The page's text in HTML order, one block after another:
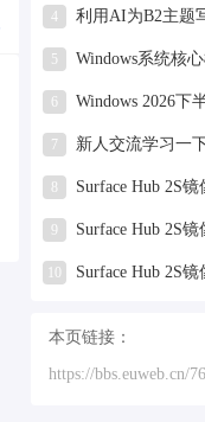
工作也
4 利用AI为B2主题写
5 Windows系统核
6 Windows 2026下
7 新人交流学习一
8 Surface Hub 2S镜像
9 Surface Hub 2S镜像
10 Surface Hub 2S镜像
本页链接：
https://bbs.euweb.cn/